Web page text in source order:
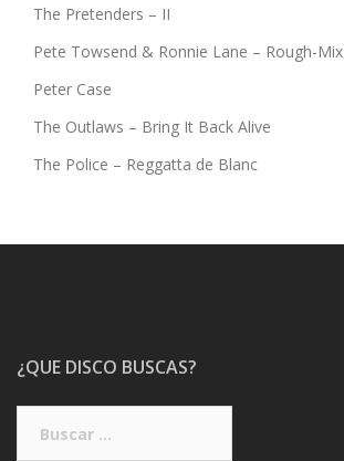
The Pretenders – II
Pete Towsend & Ronnie Lane – Rough-Mix
Peter Case
The Outlaws – Bring It Back Alive
The Police – Reggatta de Blanc
¿QUE DISCO BUSCAS?